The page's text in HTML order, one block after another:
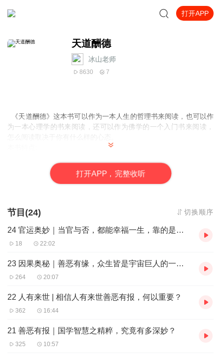
打开APP
天道酬德
冰山老师
8630 7
《天道酬德》这本书可以作为一本人生的哲理书来阅读，也可以作
为一本心理学的书来阅读，还可以作为佛学的一个入门书来阅读，
括核心之道的正解、重要法则的揭示，及独特的十伦法、古中医、
悟道法等三大杀手锏。
口。
三、正解华夏文化核心的道，阐释关键的法则，提示华夏道文化支
撑下的正确生命观、人生观及人生方向。
四、根据儒道释经典，构建人伦完整体系——十伦，核心为义，具
五、根据独特的领悟，首创神奇的古中医法，把握阳气是生命主宰
的根本，从为人之道、生活之道着手，涵盖十伦和中医，能根治所
有疾病，包括疑难杂症、绝症，以实现真正的标本兼治。
打开APP，完整收听
节目(24) 切换顺序
24 官运奥妙｜当官与否，都能幸福一生，靠的是什么？
18 22:02
23 因果奥秘｜善恶有缘，众生皆是宇宙巨人的一分子
264 20:07
22 人有来世 | 相信人有来世善恶有报，何以重要？
362 16:44
21 善恶有报｜国学智慧之精粹，究竟有多深妙？
325 10:57